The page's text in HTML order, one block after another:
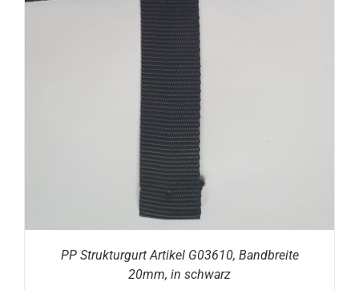
PP Strukturgurt Artikel G03610, Bandbreite
20mm, in schwarz